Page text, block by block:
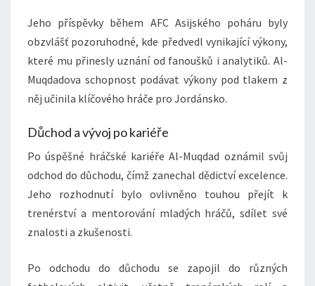
Jeho příspěvky během AFC Asijského poháru byly
obzvlášť pozoruhodné, kde předvedl vynikající výkony,
které mu přinesly uznání od fanoušků i analytiků. Al-
Muqdadova schopnost podávat výkony pod tlakem z
něj učinila klíčového hráče pro Jordánsko.
Důchod a vývoj po kariéře
Po úspěšné hráčské kariéře Al-Muqdad oznámil svůj
odchod do důchodu, čímž zanechal dědictví excelence.
Jeho rozhodnutí bylo ovlivněno touhou přejít k
trenérství a mentorování mladých hráčů, sdílet své
znalosti a zkušenosti.
Po odchodu do důchodu se zapojil do různých